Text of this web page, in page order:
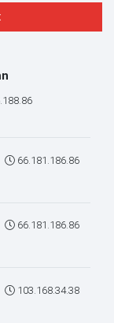
66.181.186.86
66.181.186.86
103.168.34.38